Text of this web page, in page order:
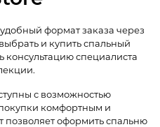
формат заказа через
и купить спальный
консультацию специалиста
с возможностью
покупки комфортным и
оформить спальню